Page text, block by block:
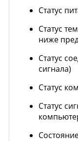
Статус
Статус
ниже
Статус
сигнала)
Статус
Статус